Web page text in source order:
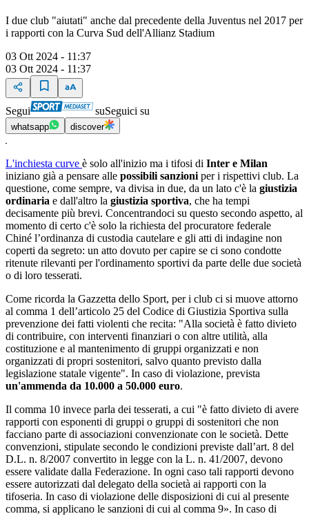
I due club "aiutati" anche dal precedente della Juventus nel 2017 per
i rapporti con la Curva Sud dell'Allianz Stadium
03 Ott 2024 - 11:37
03 Ott 2024 - 11:37
Segui suSeguici su
whatsapp discover
L'inchiesta curve è solo all'inizio ma i tifosi di Inter e Milan
iniziano già a pensare alle possibili sanzioni per i rispettivi club. La
questione, come sempre, va divisa in due, da un lato c'è la giustizia
ordinaria e dall'altro la giustizia sportiva, che ha tempi
decisamente più brevi. Concentrandoci su questo secondo aspetto, al
momento di certo c'è solo la richiesta del procuratore federale
Chiné l’ordinanza di custodia cautelare e gli atti di indagine non
coperti da segreto: un atto dovuto per capire se ci sono condotte
ritenute rilevanti per l'ordinamento sportivi da parte delle due società
o di loro tesserati.
Come ricorda la Gazzetta dello Sport, per i club ci si muove attorno
al comma 1 dell’articolo 25 del Codice di Giustizia Sportiva sulla
prevenzione dei fatti violenti che recita: "Alla società è fatto divieto
di contribuire, con interventi finanziari o con altre utilità, alla
costituzione e al mantenimento di gruppi organizzati e non
organizzati di propri sostenitori, salvo quanto previsto dalla
legislazione statale vigente". In caso di violazione, prevista
un'ammenda da 10.000 a 50.000 euro.
Il comma 10 invece parla dei tesserati, a cui "è fatto divieto di avere
rapporti con esponenti di gruppi o gruppi di sostenitori che non
facciano parte di associazioni convenzionate con le società. Dette
convenzioni, stipulate secondo le condizioni previste dall’art. 8 del
D.L. n. 8/2007 convertito in legge con la L. n. 41/2007, devono
essere validate dalla Federazione. In ogni caso tali rapporti devono
essere autorizzati dal delegato della società ai rapporti con la
tifoseria. In caso di violazione delle disposizioni di cui al presente
comma, si applicano le sanzioni di cui al comma 9». In caso di